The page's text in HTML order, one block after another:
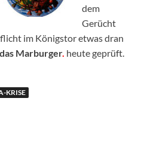
dem
Gerücht
im Königstor etwas dran
das Marburger. heute geprüft.
KRISE